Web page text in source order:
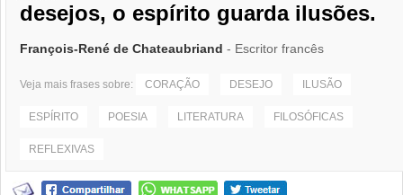
desejos, o espírito guarda ilusões.
François-René de Chateaubriand - Escritor francês
Veja mais frases sobre: CORAÇÃO DESEJO ILUSÃO
ESPÍRITO POESIA LITERATURA FILOSÓFICAS
REFLEXIVAS